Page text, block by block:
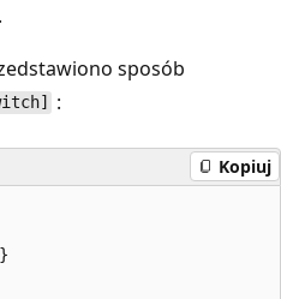
.
sposób
:
Kopiuj